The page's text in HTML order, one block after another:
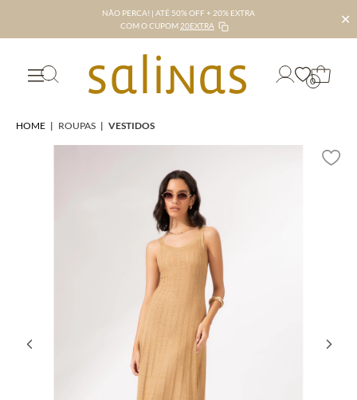
NÃO PERCA! | ATÉ 50% OFF + 20% EXTRA
COM O CUPOM 20EXTRA ✕
0
HOME | ROUPAS | VESTIDOS